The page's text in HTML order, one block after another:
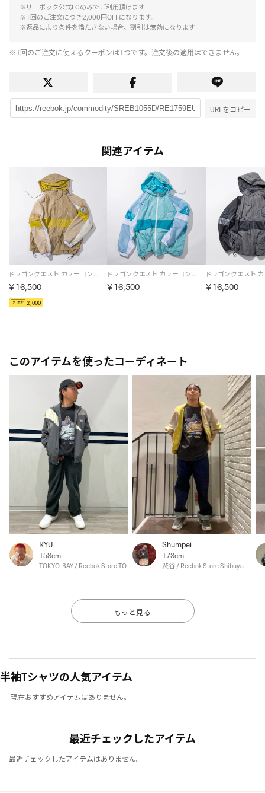
※リーボック公式ECのみでご利用頂けます
※1回のご注文につき2,000円OFFになります。
※返品により条件を満たさない場合、割引は無効になります
※1回のご注文に使えるクーポンは1つです。注文後の適用はできません。
URLをコピー
関連アイテム
ドラゴンクエスト カラーコンビネーション トラックジャケット / DRAGON QUEST Color Combination Track Jacket （ベージュ）
￥16,500
2,000
ドラゴンクエスト カラーコンビネーション トラックジャケット / DRAGON QUEST Color Combination Track Jacket （ライトブルー）
￥16,500 ￥16,500
このアイテムを使ったコーディネート
RYU
158cm
TOKYO-BAY / Reebok Store TOKYO-BAY
Shumpei
173cm
渋谷 / Reebok Store Shibuya
もっと見る
半袖Tシャツの人気アイテム
現在おすすめアイテムはありません。
最近チェックしたアイテム
最近チェックしたアイテムはありません。